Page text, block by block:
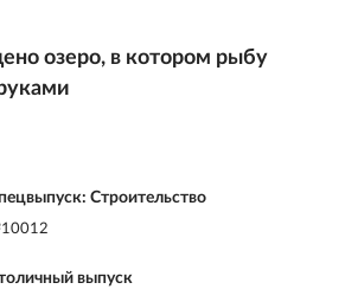
озеро, в котором рыбу
Строительство
выпуск